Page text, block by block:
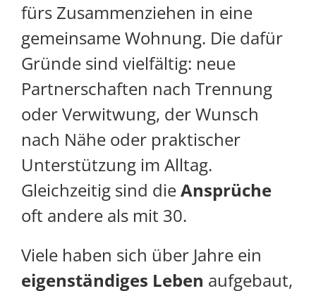
fürs Zusammenziehen in eine
gemeinsame Wohnung. Die dafür
Gründe sind vielfältig: neue
Partnerschaften nach Trennung
oder Verwitwung, der Wunsch
nach Nähe oder praktischer
Unterstützung im Alltag.
Gleichzeitig sind dieAnsprüche
oft andere als mit 30.
Viele haben sich über Jahre ein
eigenständiges Leben aufgebaut,